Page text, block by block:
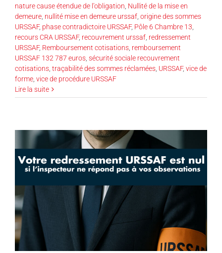
nature cause étendue de l’obligation Nullité de la mise en
demeure nullité mise en demeure urssaf origine des sommes
URSSAF, phase contradictoire URSSAF, Pôle 6 Chambre 13
recours CRA URSSAF, recouvrement urssaf redressement
URSSAF, Remboursement cotisations remboursement
URSSAF 132 787 euros sécurité sociale recouvrement
cotisations traçabilité des sommes réclamées URSSAF, vice de
forme vice de procédure URSSAF
Lire la suite